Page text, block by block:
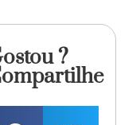
?